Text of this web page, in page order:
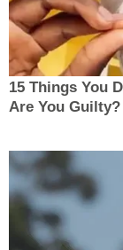
15 Things You
Are You Guilty?